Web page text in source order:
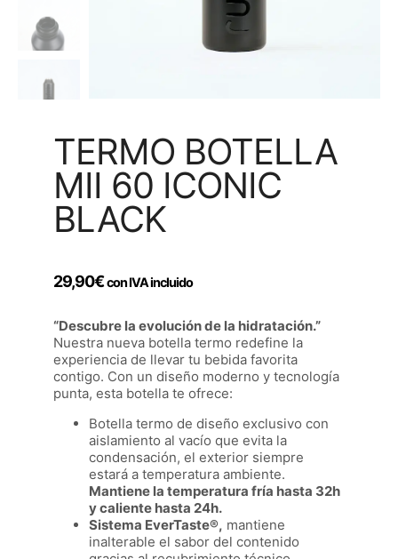
TERMO BOTELLA
MII 60 ICONIC
BLACK
29,90€con IVA incluido
“Descubre la evolución de la hidratación.”
Nuestra nueva botella termo redefine la
experiencia de llevar tu bebida favorita
contigo. Con un diseño moderno y tecnología
punta, esta botella te ofrece:
Botella termo de diseño exclusivo con
aislamiento al vacío que evita la
condensación, el exterior siempre
estará a temperatura ambiente.
Mantiene la temperatura fría hasta 32h
y caliente hasta 24h.
Sistema EverTaste®, mantiene
inalterable el sabor del contenido